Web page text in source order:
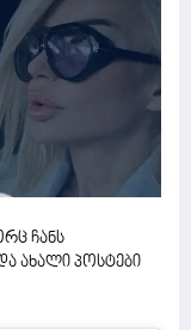
ჩანს
ახალი პოსტები